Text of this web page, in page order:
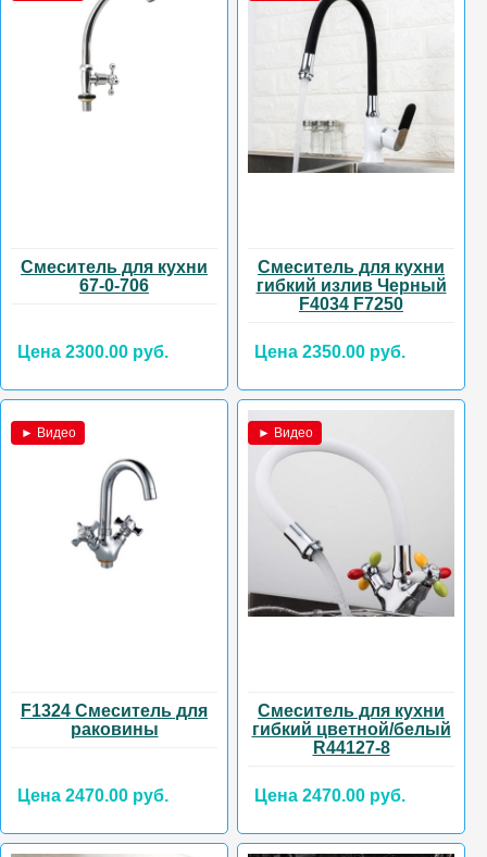
Смеситель для кухни
67-0-706
Цена 2300.00 руб.
Смеситель для кухни
гибкий излив Черный
F4034 F7250
Цена 2350.00 руб.
► Видео
F1324 Смеситель для
раковины
Цена 2470.00 руб.
► Видео
Смеситель для кухни
гибкий цветной/белый
R44127-8
Цена 2470.00 руб.